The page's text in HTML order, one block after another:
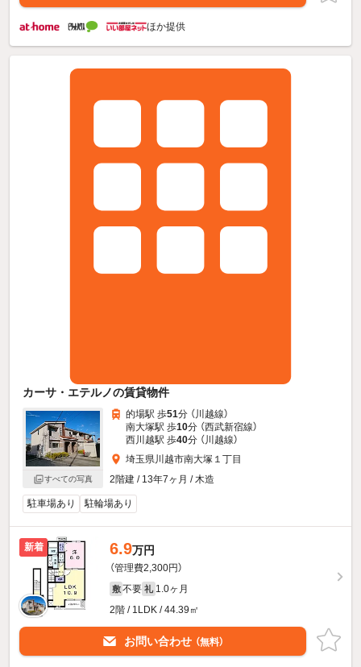
ほか提供
カーサ・エテルノの賃貸物件
すべての写真
的場駅 歩51分 （川越線）
南大塚駅 歩10分 （西武新宿線）
西川越駅 歩40分 （川越線）
埼玉県川越市南大塚１丁目
2階建 / 13年7ヶ月 / 木造
駐車場あり 駐輪場あり
新着 6.9万円
（管理費2,300円）
敷 不要 礼 1.0ヶ月
2階 / 1LDK / 44.39㎡
お問い合わせ （無料）